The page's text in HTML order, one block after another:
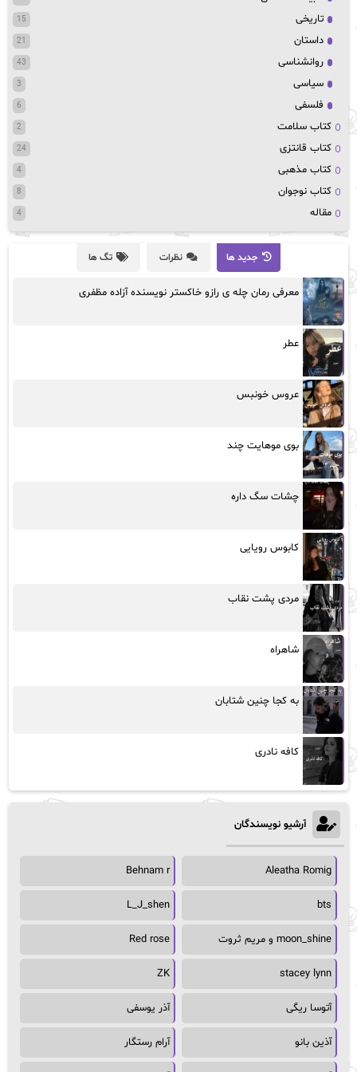
تاریخی 15
داستان 21
روانشناسی 43
سیاسی 3
فلسفی 6
کتاب سلامت 2
کتاب قانتزی 24
کتاب مذهبی 4
کتاب نوجوان 8
مقاله 4
جدید ها نظرات تگ ها
معرفی رمان چله ی رازو خاکستر نویسنده آزاده مظفری
عطر
عروس خونبس
بوی موهایت چند
چشات سگ داره
کابوس رویایی
مردی پشت نقاب
شاهراه
به کجا چنین شتابان
کافه نادری
آرشیو نویسندگان
Aleatha Romig
Behnam r
bts
L_J_shen
moon_shine و مریم ثروت Red rose
stacey lynn
ZK
آتوسا ریگی آذر یوسفی
آذین بانو آرام رستگار